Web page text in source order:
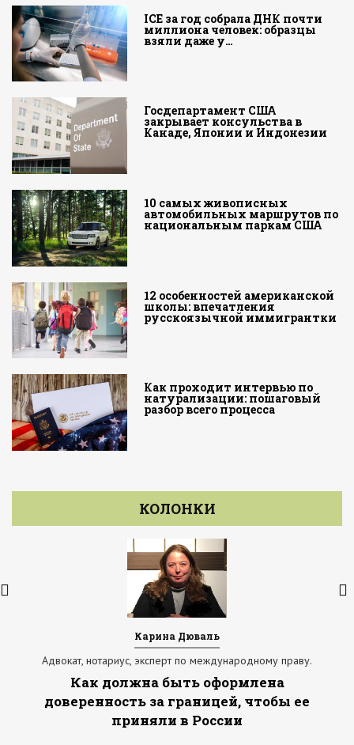
ICE за год собрала ДНК почти
миллиона человек: образцы
взяли даже у…
Госдепартамент США
закрывает консульства в
Канаде, Японии и Индонезии
10 самых живописных
автомобильных маршрутов по
национальным паркам США
12 особенностей американской
школы: впечатления
русскоязычной иммигрантки
Как проходит интервью по
натурализации: пошаговый
разбор всего процесса
КОЛОНКИ
Карина Дюваль
Адвокат, нотариус, эксперт по международному праву.
Как должна быть оформлена
доверенность за границей, чтобы ее
приняли в России